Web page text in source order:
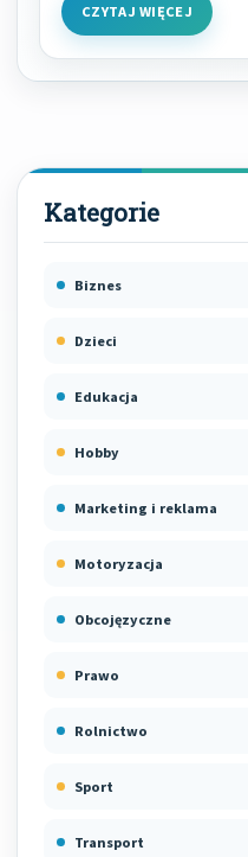
CZYTAJ WIĘCEJ
Biznes
Dzieci
Edukacja
Hobby
Marketing i reklama
Motoryzacja
Obcojęzyczne
Prawo
Rolnictwo
Sport
Transport